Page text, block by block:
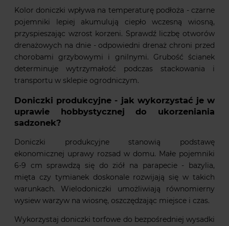
Kolor doniczki wpływa na temperaturę podłoża - czarne
pojemniki lepiej akumulują ciepło wczesną wiosną,
przyspieszając wzrost korzeni. Sprawdź liczbę otworów
drenażowych na dnie - odpowiedni drenaż chroni przed
chorobami grzybowymi i gnilnymi. Grubość ścianek
determinuje wytrzymałość podczas stackowania i
transportu w sklepie ogrodniczym.
Doniczki produkcyjne - jak wykorzystać je w
uprawie hobbystycznej do ukorzeniania
sadzonek?
Doniczki produkcyjne stanowią podstawę
ekonomicznej uprawy rozsad w domu. Małe pojemniki
6-9 cm sprawdzą się do ziół na parapecie - bazylia,
mięta czy tymianek doskonale rozwijają się w takich
warunkach. Wielodoniczki umożliwiają równomierny
wysiew warzyw na wiosnę, oszczędzając miejsce i czas.
Wykorzystaj doniczki torfowe do bezpośredniej wysadki